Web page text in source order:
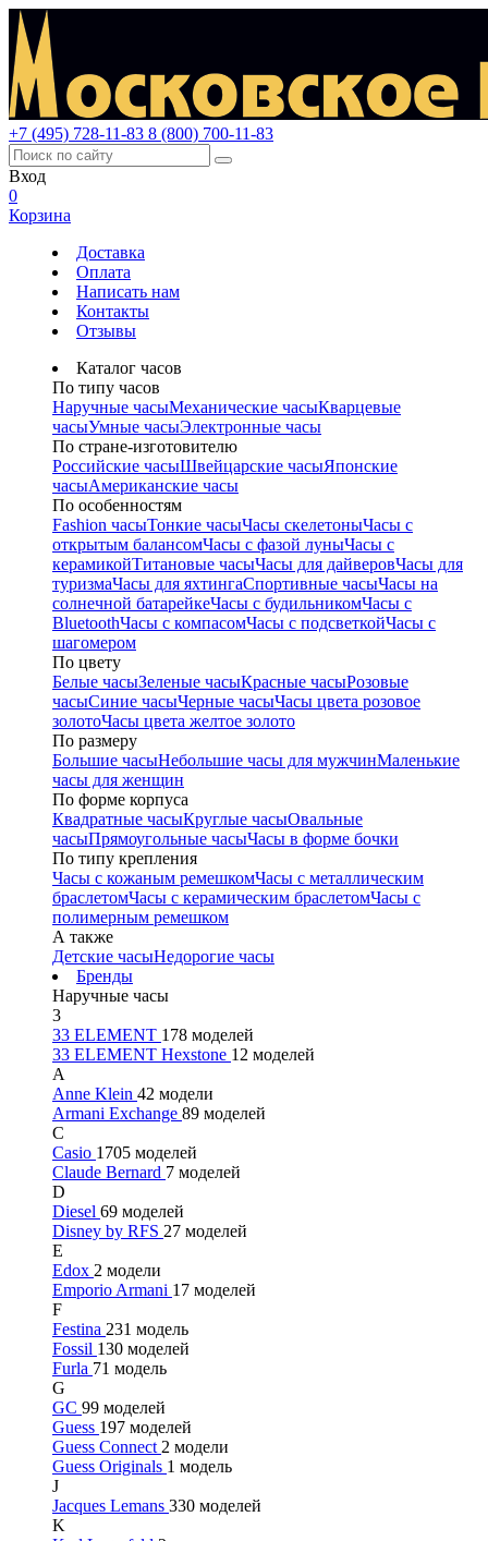
+7 (495) 728-11-83 8 (800) 700-11-83
Вход
0
Корзина
Доставка
Оплата
Написать нам
Контакты
Отзывы
Каталог часов
По типу часов
Наручные часыМеханические часыКварцевые
часыУмные часыЭлектронные часы
По стране-изготовителю
Российские часыШвейцарские часыЯпонские
часыАмериканские часы
По особенностям
Fashion часыТонкие часыЧасы скелетоныЧасы с
открытым балансомЧасы с фазой луныЧасы с
керамикойТитановые часыЧасы для дайверовЧасы для
туризмаЧасы для яхтингаСпортивные часыЧасы на
солнечной батарейкеЧасы с будильникомЧасы с
BluetoothЧасы с компасомЧасы с подсветкойЧасы с
шагомером
По цвету
Белые часыЗеленые часыКрасные часыРозовые
часыСиние часыЧерные часыЧасы цвета розовое
золотоЧасы цвета желтое золото
По размеру
Большие часыНебольшие часы для мужчинМаленькие
часы для женщин
По форме корпуса
Квадратные часыКруглые часыОвальные
часыПрямоугольные часыЧасы в форме бочки
По типу крепления
Часы с кожаным ремешкомЧасы с металлическим
браслетомЧасы с керамическим браслетомЧасы с
полимерным ремешком
А также
Детские часыНедорогие часы
Бренды
Наручные часы
3
33 ELEMENT 178 моделей
33 ELEMENT Hexstone 12 моделей
A
Anne Klein 42 модели
Armani Exchange 89 моделей
C
Casio 1705 моделей
Claude Bernard 7 моделей
D
Diesel 69 моделей
Disney by RFS 27 моделей
E
Edox 2 модели
Emporio Armani 17 моделей
F
Festina 231 модель
Fossil 130 моделей
Furla 71 модель
G
GC 99 моделей
Guess 197 моделей
Guess Connect 2 модели
Guess Originals 1 модель
J
Jacques Lemans 330 моделей
K